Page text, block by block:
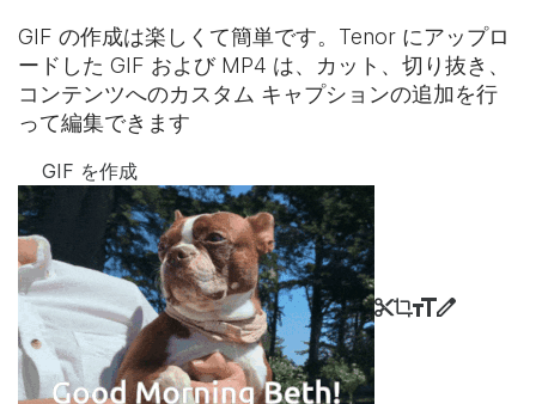
GIF の作成は楽しくて簡単です。Tenor にアップロ
ードした GIF および MP4 は、カット、切り抜き、
コンテンツへのカスタム キャプションの追加を行
って編集できます
GIF を作成